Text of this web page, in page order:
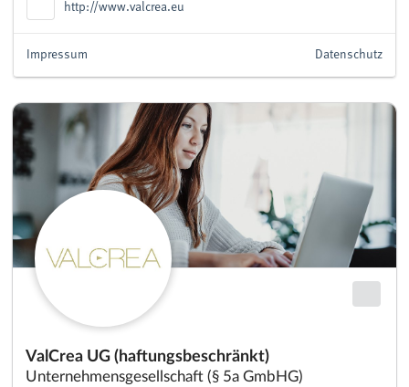
ValCrea UG (haftungsbeschränkt)
Unternehmensgesellschaft (§ 5a GmbHG)
http://www.valcrea.eu
Datenschutz
Impressum